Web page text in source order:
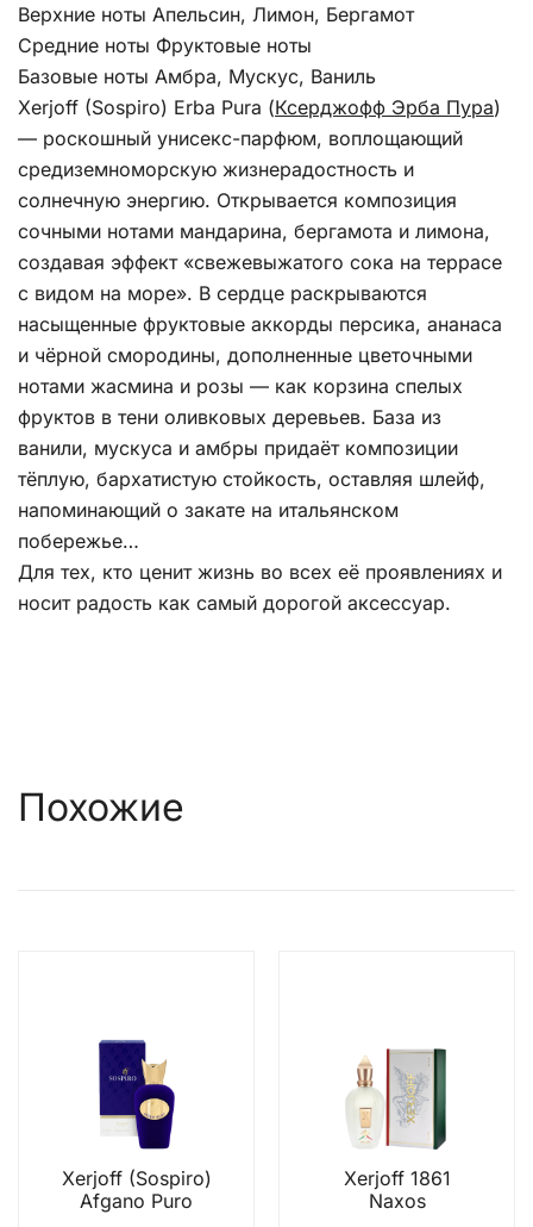
Верхние ноты Апельсин, Лимон, Бергамот
Средние ноты Фруктовые ноты
Базовые ноты Амбра, Мускус, Ваниль
Xerjoff (Sospiro) Erba Pura (Ксерджофф Эрба Пура)
— роскошный унисекс-парфюм, воплощающий
средиземноморскую жизнерадостность и
солнечную энергию. Открывается композиция
сочными нотами мандарина, бергамота и лимона,
создавая эффект «свежевыжатого сока на террасе
с видом на море». В сердце раскрываются
насыщенные фруктовые аккорды персика, ананаса
и чёрной смородины, дополненные цветочными
нотами жасмина и розы — как корзина спелых
фруктов в тени оливковых деревьев. База из
ванили, мускуса и амбры придаёт композиции
тёплую, бархатистую стойкость, оставляя шлейф,
напоминающий о закате на итальянском
побережье…
Для тех, кто ценит жизнь во всех её проявлениях и
носит радость как самый дорогой аксессуар.
Похожие
Xerjoff (Sospiro)
Afgano Puro
Xerjoff 1861
Naxos